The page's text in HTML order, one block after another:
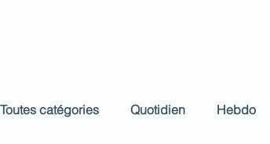
Toutes catégories Quotidien Hebdo